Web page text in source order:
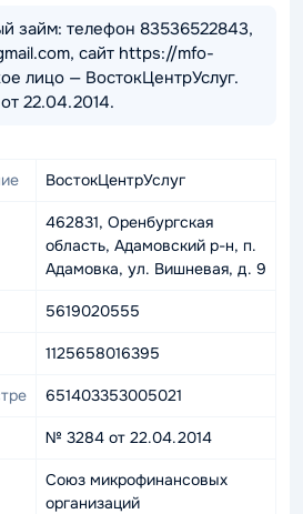
займ: телефон 83536522843,
сайт https://mfo-
лицо — ВостокЦентрУслуг.
22.04.2014.
ВостокЦентрУслуг
462831, Оренбургская
область, Адамовский р-н, п.
Адамовка, ул. Вишневая, д. 9
5619020555
1125658016395
651403353005021
№ 3284 от 22.04.2014
Союз микрофинансовых
организаций